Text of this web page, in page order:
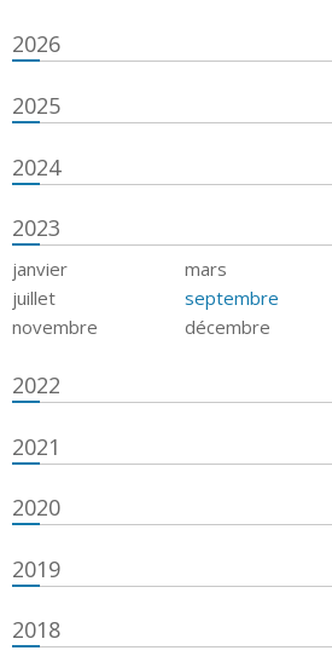
2026
2025
2024
2023
janvier mars
juillet
septembre
novembre
décembre
2022
2021
2020
2019
2018